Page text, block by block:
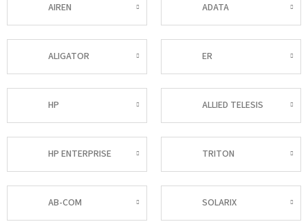
AIREN ADATA
ALIGATOR ER
HP ALLIED TELESIS
HP ENTERPRISE TRITON
AB-COM SOLARIX